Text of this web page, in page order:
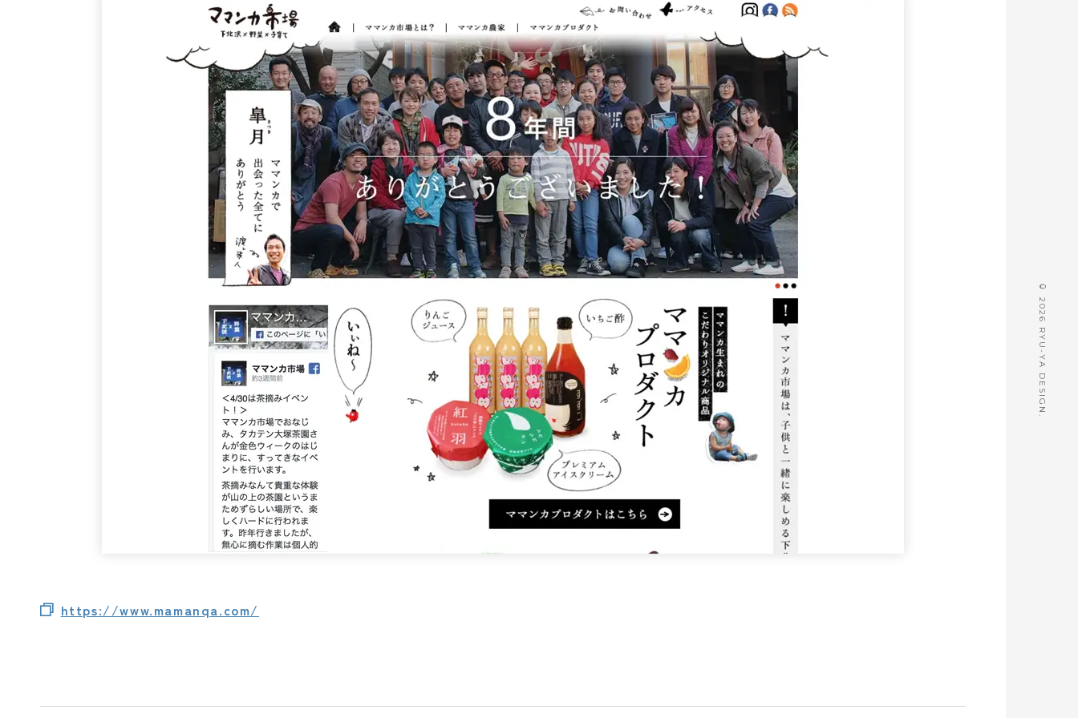
https://www.mamanqa.com/
© 2026 RYU-YA DESIGN.